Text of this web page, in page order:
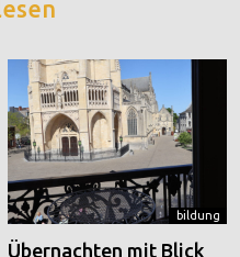
bildung
Übernachten mit Blick